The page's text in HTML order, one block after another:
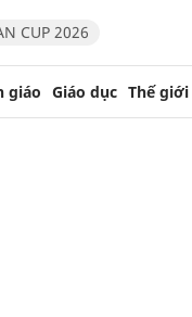
CUP 2026
giáo Giáo dục Thế giới